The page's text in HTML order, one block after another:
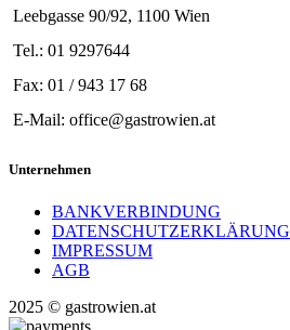
Leebgasse 90/92, 1100 Wien
Tel.: 01 9297644
Fax: 01 / 943 17 68
E-Mail: office@gastrowien.at
Unternehmen
BANKVERBINDUNG
DATENSCHUTZERKLÄRUNG
IMPRESSUM
AGB
2025 © gastrowien.at